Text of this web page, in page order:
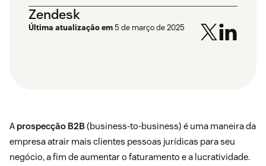
Zendesk
Última atualização em5 de março de 2025
A prospecção B2B(business-to-business) é uma maneira da
empresa atrair mais clientes pessoas jurídicas para seu
negócio, a fim de aumentar o faturamento e a lucratividade.